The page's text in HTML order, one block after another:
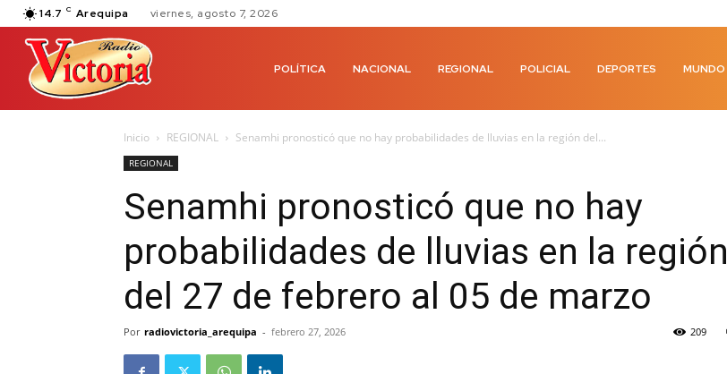
14.7 C Arequipa viernes, agosto 7, 2026
POLÍTICA NACIONAL REGIONAL POLICIAL DEPORTES MUNDO
Inicio REGIONAL Senamhi pronosticó que no hay probabilidades de lluvias en la región del...
REGIONAL
Senamhi pronosticó que no hay
probabilidades de lluvias en la región
del 27 de febrero al 05 de marzo
Por radiovictoria_arequipa - febrero 27, 2026 209